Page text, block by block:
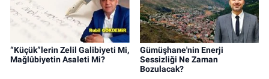
“Küçük”lerin Zelil Galibiyeti Mi,
Mağlûbiyetin Asaleti Mi?
Gümüşhane'nin Enerji
Sessizliği Ne Zaman
Bozulacak?